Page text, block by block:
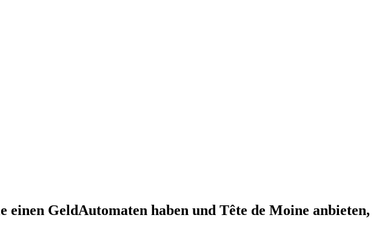
GeldAutomaten haben und Tête de Moine anbieten,